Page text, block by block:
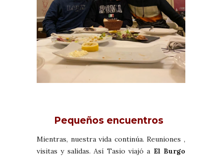
Pequeños encuentros
Mientras, nuestra vida continúa. Reuniones ,
visitas y salidas. Así Tasio viajó a El Burgo